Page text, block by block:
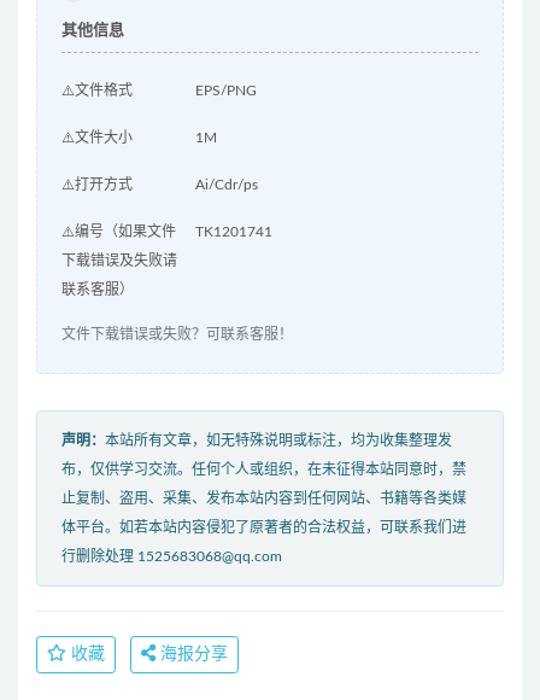
其他信息
⚠️文件格式 EPS/PNG
⚠️文件大小 1M
⚠️打开方式 Ai/Cdr/ps
⚠️编号（如果文件
下载错误及失败请
联系客服）
TK1201741
文件下载错误或失败？可联系客服！
声明： 本站所有文章，如无特殊说明或标注，均为收集整理发
布，仅供学习交流。任何个人或组织，在未征得本站同意时，禁
止复制、盗用、采集、发布本站内容到任何网站、书籍等各类媒
体平台。如若本站内容侵犯了原著者的合法权益，可联系我们进
行删除处理 1525683068@qq.com
收藏 海报分享